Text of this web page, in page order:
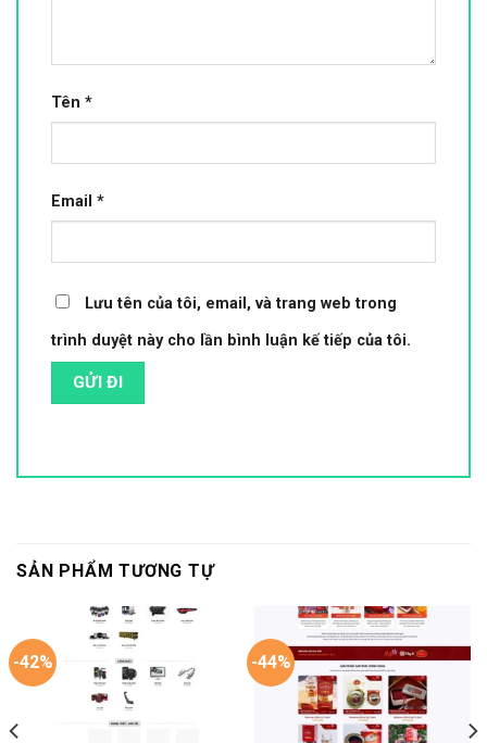
Tên *
Email *
Lưu tên của tôi, email, và trang web trong
trình duyệt này cho lần bình luận kế tiếp của tôi.
SẢN PHẨM TƯƠNG TỰ
-42% -44%